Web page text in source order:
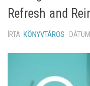
Refresh and
ÍRTA: KÖNYVTÁROS · DÁTUM